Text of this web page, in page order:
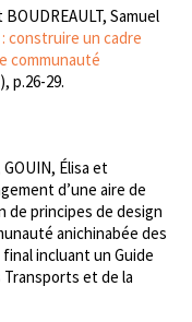
Samuel
construire un cadre
communauté
p.26-29.
Élisa et
d’une aire de
de principes de design
anichinabée des
incluant un Guide
et de la